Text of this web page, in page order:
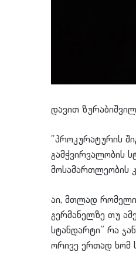
დავით
“პროკურატურის
გამჭვირვალობის
მოსამართლეობის
აი, მთლად
გერმანელზე თუ
სტანდარტი” რა
ორივე ერთად ხომ